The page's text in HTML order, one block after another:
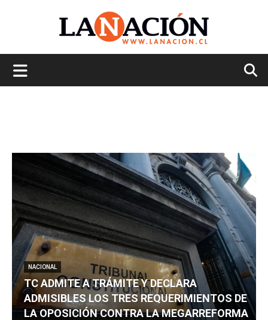
NACIONAL
TC ADMITE A TRÁMITE Y DECLARA
ADMISIBLES LOS TRES REQUERIMIENTOS DE
LA OPOSICIÓN CONTRA LA MEGARREFORMA